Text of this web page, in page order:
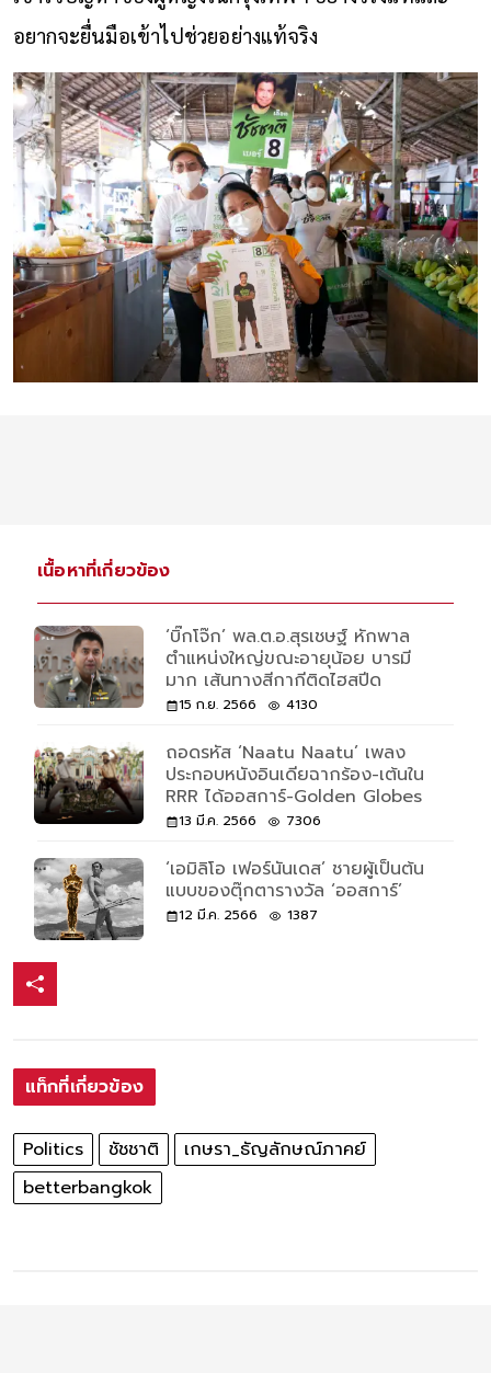
อยากจะยื่นมือเข้าไปช่วยอย่างแท้จริง
เนื้อหาที่เกี่ยวข้อง
‘บิ๊กโจ๊ก’ พล.ต.อ.สุรเชษฐ์ หักพาล
ตำแหน่งใหญ่ขณะอายุน้อย บารมี
มาก เส้นทางสีกากีติดไฮสปีด
15 ก.ย. 2566 4130
ถอดรหัส ‘Naatu Naatu’ เพลง
ประกอบหนังอินเดียฉากร้อง-เต้นใน
RRR ได้ออสการ์-Golden Globes
13 มี.ค. 2566 7306
‘เอมิลิโอ เฟอร์นันเดส’ ชายผู้เป็นต้น
แบบของตุ๊กตารางวัล ‘ออสการ์’
12 มี.ค. 2566 1387
แท็กที่เกี่ยวข้อง
Politics ชัชชาติ
เกษรา_ธัญลักษณ์ภาคย์
betterbangkok